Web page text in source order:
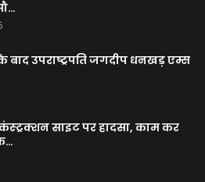
बाद उपराष्ट्रपति जगदीप धनखड़ एम्स
साइट पर हादसा, काम कर